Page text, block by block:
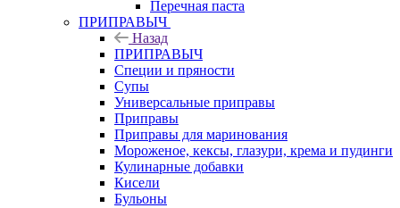
Перечная паста
ПРИПРАВЫЧ
Назад
ПРИПРАВЫЧ
Специи и пряности
Супы
Универсальные приправы
Приправы
Приправы для маринования
Мороженое, кексы, глазури, крема и пудинги
Кулинарные добавки
Кисели
Бульоны